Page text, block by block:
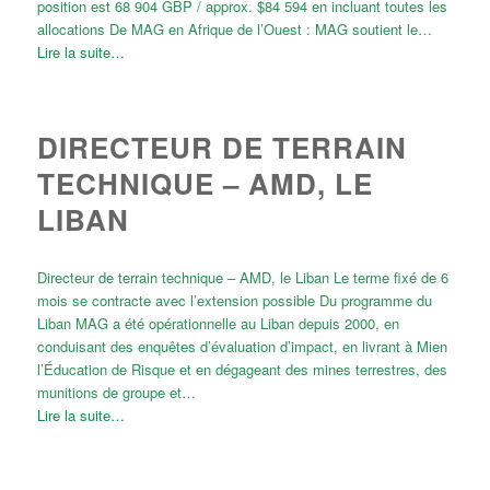
position est 68 904 GBP / approx. $84 594 en incluant toutes les
allocations De MAG en Afrique de l’Ouest : MAG soutient le…
Lire la suite…
DIRECTEUR DE TERRAIN
TECHNIQUE – AMD, LE
LIBAN
Directeur de terrain technique – AMD, le Liban Le terme fixé de 6
mois se contracte avec l’extension possible Du programme du
Liban MAG a été opérationnelle au Liban depuis 2000, en
conduisant des enquêtes d’évaluation d’impact, en livrant à Mien
l’Éducation de Risque et en dégageant des mines terrestres, des
munitions de groupe et…
Lire la suite…